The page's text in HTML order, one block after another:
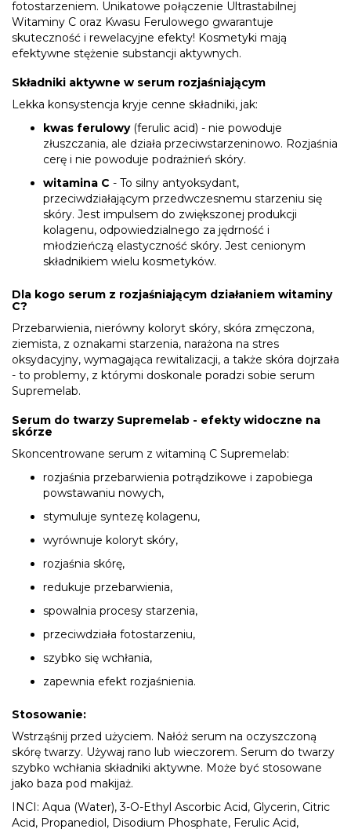
fotostarzeniem. Unikatowe połączenie Ultrastabilnej
Witaminy C oraz Kwasu Ferulowego gwarantuje
skuteczność i rewelacyjne efekty! Kosmetyki mają
efektywne stężenie substancji aktywnych.
Składniki aktywne w serum rozjaśniającym
Lekka konsystencja kryje cenne składniki, jak:
kwas ferulowy (ferulic acid) - nie powoduje
złuszczania, ale działa przeciwstarzeninowo. Rozjaśnia
cerę i nie powoduje podrażnień skóry.
witamina C - To silny antyoksydant,
przeciwdziałającym przedwczesnemu starzeniu się
skóry. Jest impulsem do zwiększonej produkcji
kolagenu, odpowiedzialnego za jędrność i
młodzieńczą elastyczność skóry. Jest cenionym
składnikiem wielu kosmetyków.
Dla kogo serum z rozjaśniającym działaniem witaminy
C?
Przebarwienia, nierówny koloryt skóry, skóra zmęczona,
ziemista, z oznakami starzenia, narażona na stres
oksydacyjny, wymagająca rewitalizacji, a także skóra dojrzała
- to problemy, z którymi doskonale poradzi sobie serum
Supremelab.
Serum do twarzy Supremelab - efekty widoczne na
skórze
Skoncentrowane serum z witaminą C Supremelab:
rozjaśnia przebarwienia potrądzikowe i zapobiega
powstawaniu nowych,
stymuluje syntezę kolagenu,
wyrównuje koloryt skóry,
rozjaśnia skórę,
redukuje przebarwienia,
spowalnia procesy starzenia,
przeciwdziała fotostarzeniu,
szybko się wchłania,
zapewnia efekt rozjaśnienia.
Stosowanie:
Wstrząśnij przed użyciem. Nałóż serum na oczyszczoną
skórę twarzy. Używaj rano lub wieczorem. Serum do twarzy
szybko wchłania składniki aktywne. Może być stosowane
jako baza pod makijaż.
INCI: Aqua (Water), 3-O-Ethyl Ascorbic Acid, Glycerin, Citric
Acid, Propanediol, Disodium Phosphate, Ferulic Acid,